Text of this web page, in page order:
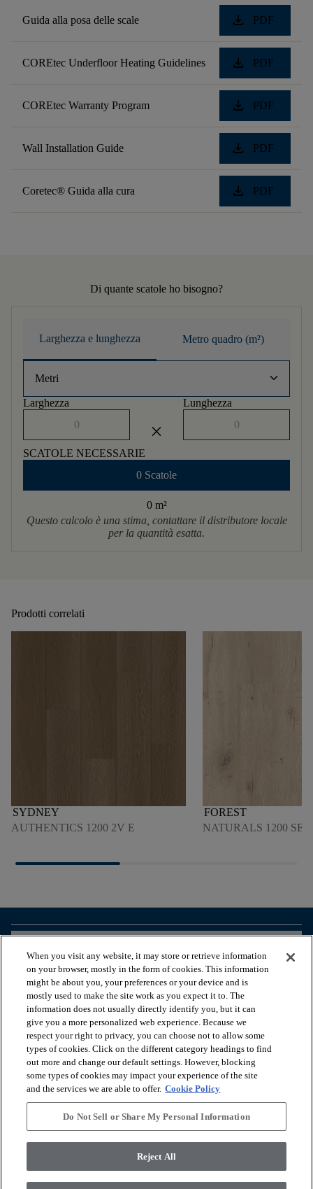
Guida alla posa delle scale download PDF
COREtec Underfloor Heating Guidelines download PDF
COREtec Warranty Program download PDF
Wall Installation Guide download PDF
Coretec® Guida alla cura download PDF
Di quante scatole ho bisogno?
Larghezza e lunghezza Metro quadro (m²)
Metri keyboard_arrow_down
Larghezza
close
Lunghezza
SCATOLE NECESSARIE
0 Scatole
0 m²
Questo calcolo è una stima, contattare il distributore locale
per la quantità esatta.
Prodotti correlati
SYDNEY
AUTHENTICS 1200 2V E
FOREST
NATURALS 1200
STRUMENTI UTILI
I NOSTRI SERVIZI
CHI SIAMO
inc., a Berkshire Hathaway Company
Informativa sulla privacy
Termini e condizioni
Legal Disclosures
Accessibility Commitment Statement
When you visit any website, it may store or retrieve information
on your browser, mostly in the form of cookies. This information
might be about you, your preferences or your device and is
mostly used to make the site work as you expect it to. The
information does not usually directly identify you, but it can
give you a more personalized web experience. Because we
respect your right to privacy, you can choose not to allow some
types of cookies. Click on the different category headings to find
out more and change our default settings. However, blocking
some types of cookies may impact your experience of the site
and the services we are able to offer. Cookie Policy
Do Not Sell or Share My Personal Information
Reject All